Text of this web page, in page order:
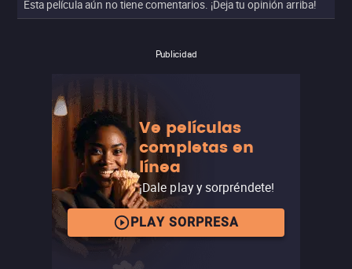
Esta película aún no tiene comentarios. ¡Deja tu opinión arriba!
Publicidad
Ve películas
completas en
línea
¡Dale play y sorpréndete!
PLAY SORPRESA